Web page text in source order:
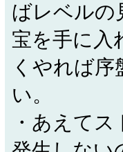
ばレベルの
宝を手に入
くやれば
い。
・あえて